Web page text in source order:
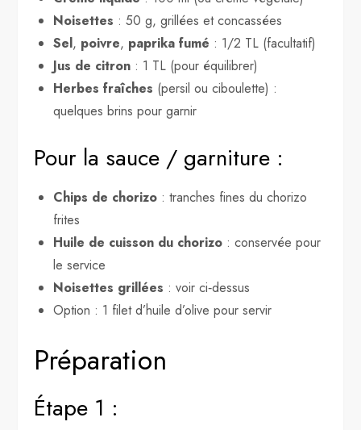
Noisettes : 50 g, grillées et concassées
Sel, poivre, paprika fumé : 1/2 TL (facultatif)
Jus de citron : 1 TL (pour équilibrer)
Herbes fraîches (persil ou ciboulette) :
quelques brins pour garnir
Pour la sauce / garniture :
Chips de chorizo : tranches fines du chorizo
frites
Huile de cuisson du chorizo : conservée pour
le service
Noisettes grillées : voir ci‑dessus
Option : 1 filet d’huile d’olive pour servir
Préparation
Étape 1 :